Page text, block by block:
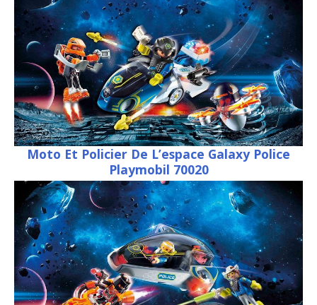
Moto Et Policier De L’espace Galaxy Police
Playmobil 70020